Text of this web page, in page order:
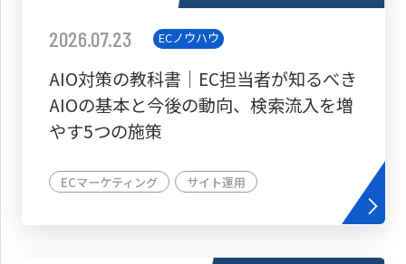
2026.07.23 ECノウハウ
AIO対策の教科書│EC担当者が知るべき
AIOの基本と今後の動向、検索流入を増
やす5つの施策
ECマーケティング サイト運用